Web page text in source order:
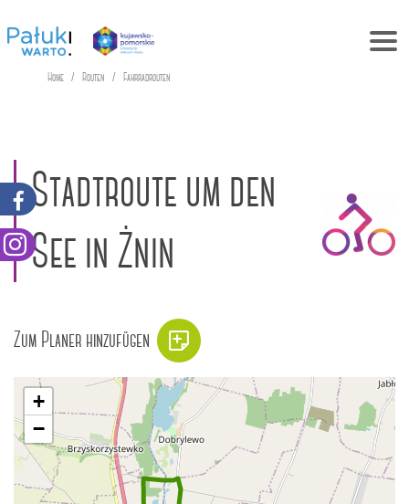
Home Routen Fahrradrouten
Stadtroute um den
See in Żnin
Zum Planer hinzufügen
+
−